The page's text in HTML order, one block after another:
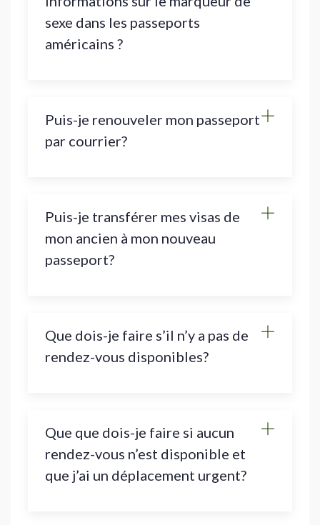
sexe dans les passeports
américains ?
Puis-je renouveler mon passeport
par courrier?
Puis-je transférer mes visas de
mon ancien à mon nouveau
passeport?
Que dois-je faire s’il n’y a pas de
rendez-vous disponibles?
Que que dois-je faire si aucun
rendez-vous n’est disponible et
que j’ai un déplacement urgent?